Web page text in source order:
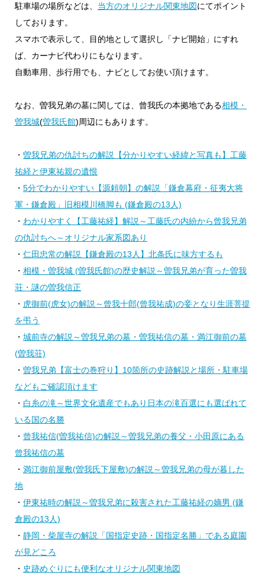
駐車場の場所などは、 当方のオリジナル関東地図にてポイント
しております。
スマホで表示して、目的地として選択し「ナビ開始」にすれ
ば、カーナビ代わりにもなります。
自動車用、歩行用でも、ナビとしてお使い頂けます。
なお、曽我兄弟の墓に関しては、曾我氏の本拠地である相模・
曽我城(曽我氏館)周辺にもあります。
・ 曽我兄弟の仇討ちの解説【分かりやすい経緯と写真も】工藤
祐経と伊東祐親の遺恨
・ 5分でわかりやすい【源頼朝】の解説「鎌倉幕府・征夷大将
軍・鎌倉殿」旧相模川橋脚も (鎌倉殿の13人)
・ わかりやすく【工藤祐経】解説～工藤氏の内紛から曾我兄弟
の仇討ちへ～オリジナル家系図あり
・ 仁田忠常の解説【鎌倉殿の13人】北条氏に味方するも
・ 相模・曽我城 (曽我氏館)の歴史解説～曽我兄弟が育った曽我
荘・謎の曽我信正
・ 虎御前(虎女)の解説～曾我十郎(曾我祐成)の妾となり生涯菩提
を弔う
・ 城前寺の解説～曽我兄弟の墓・曽我祐信の墓・満江御前の墓
(曽我荘)
・ 曽我兄弟【富士の巻狩り】10箇所の史跡解説と場所・駐車場
などもご確認頂けます
・ 白糸の滝～世界文化遺産でもあり日本の滝百選にも選ばれて
いる国の名勝
・ 曾我祐信(曽我祐信)の解説～曽我兄弟の養父・小田原にある
曾我祐信の墓
・ 満江御前屋敷(曽我氏下屋敷)の解説～曽我兄弟の母が暮した
地
・ 伊東祐時の解説～曽我兄弟に殺害された工藤祐経の嫡男 (鎌
倉殿の13人)
・ 静岡・柴屋寺の解説「国指定史跡・国指定名勝」である庭園
が見どころ
・ 史跡めぐりにも便利なオリジナル関東地図